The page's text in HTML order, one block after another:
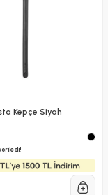
Kepçe Siyah